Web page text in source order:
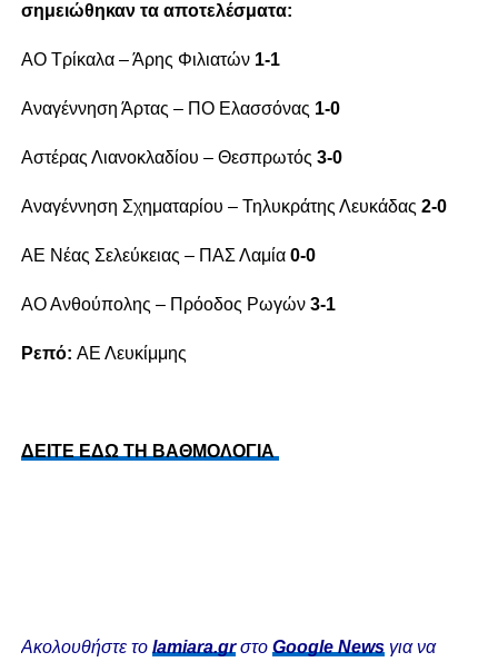
σημειώθηκαν τα αποτελέσματα:
ΑΟ Τρίκαλα – Άρης Φιλιατών1-1
Αναγέννηση Άρτας – ΠΟ Ελασσόνας 1-0
Αστέρας Λιανοκλαδίου – Θεσπρωτός 3-0
Αναγέννηση Σχηματαρίου – Τηλυκράτης Λευκάδας 2-0
ΑΕ Νέας Σελεύκειας – ΠΑΣ Λαμία 0-0
ΑΟ Ανθούπολης – Πρόοδος Ρωγών 3-1
Ρεπό: ΑΕ Λευκίμμης
ΔΕΙΤΕ ΕΔΩ ΤΗ ΒΑΘΜΟΛΟΓΙΑ
Ακολουθήστε το lamiara.grστο Google Newsγια να